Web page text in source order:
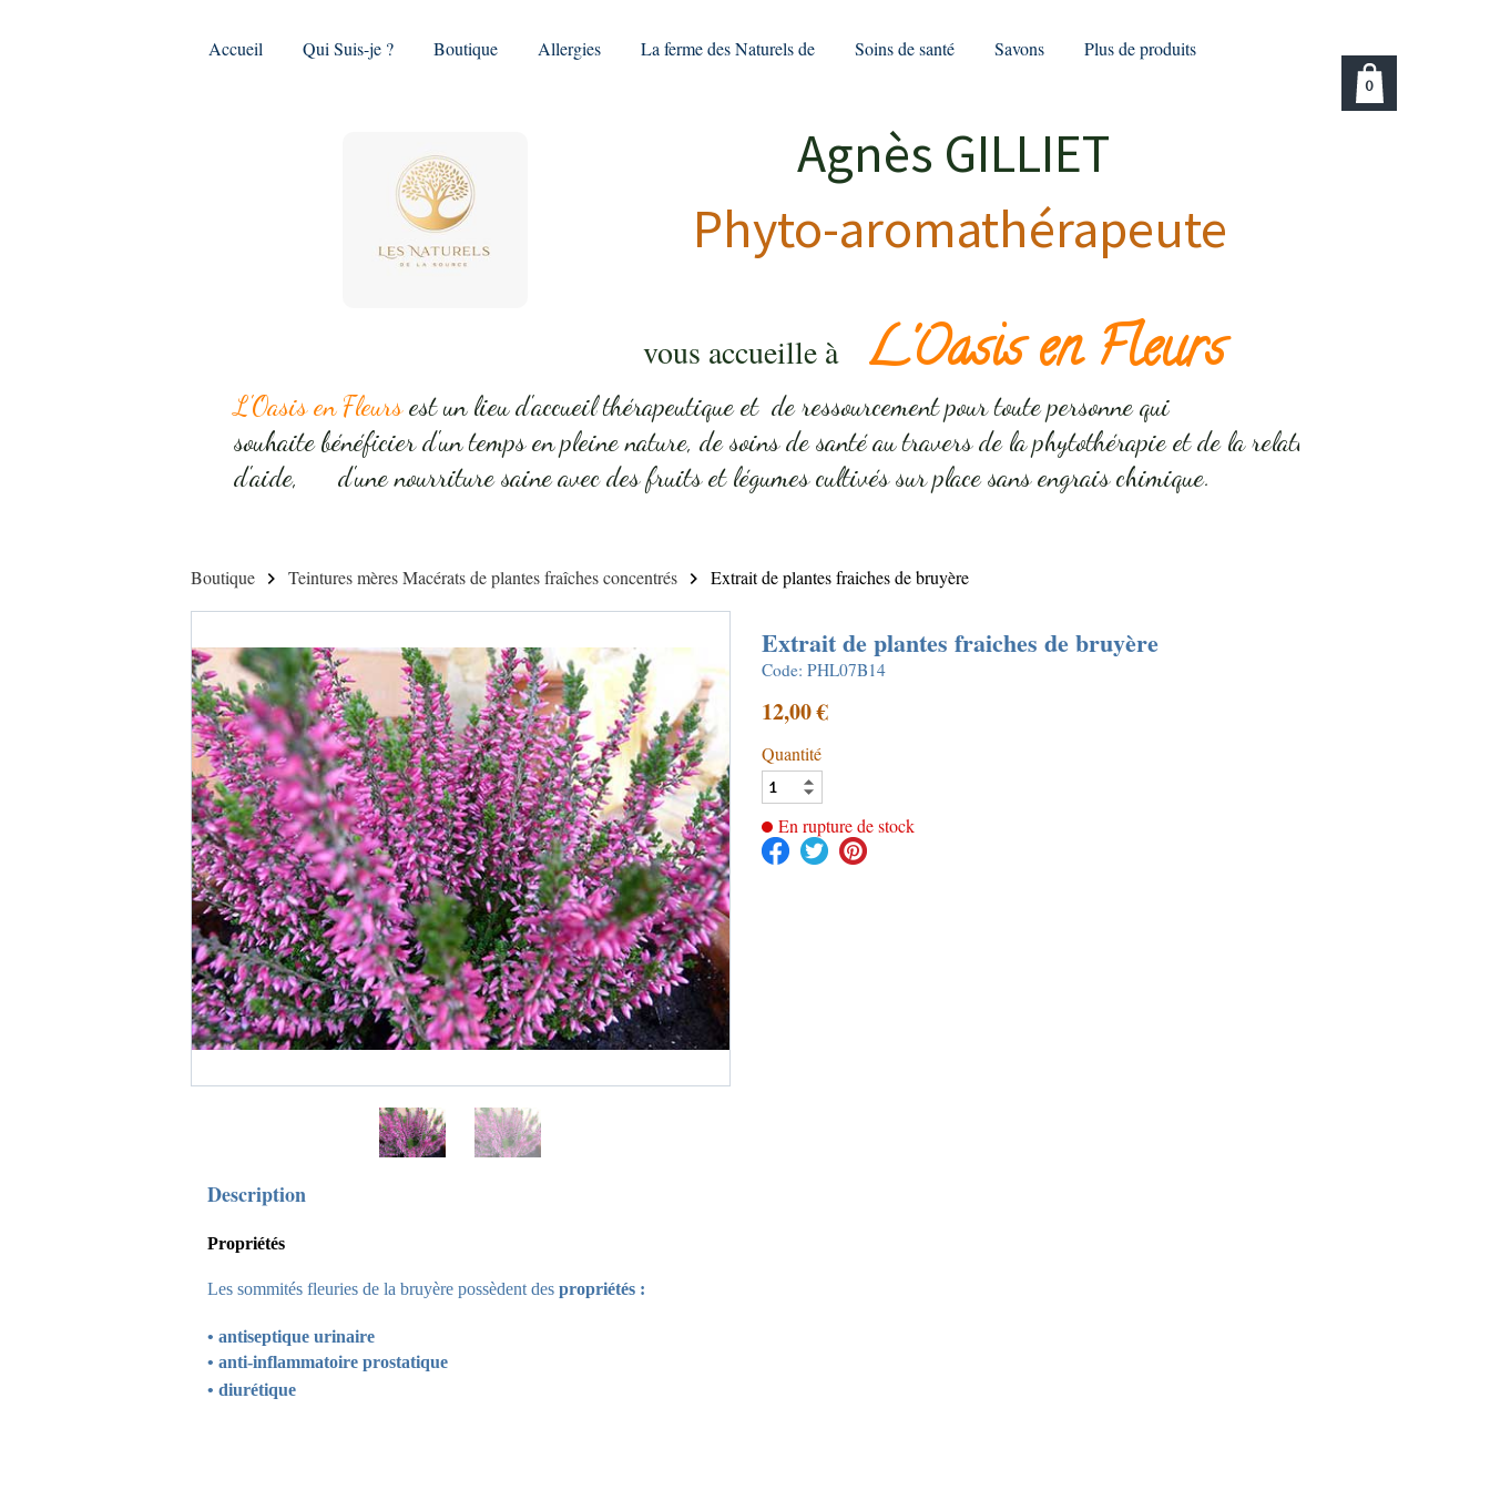
Agnès GILLIET
Phyto-aromathérapeute
vous accueille à L'Oasis en Fleurs
L'Oasis en Fleursest un lieu d'accueil thérapeutique et de ressourcement pour toute personne qui
souhaite bénéficier d'un temps en pleine nature, de soins de santé au travers de la phytothérapie et de la relation
d'aide, d'une nourriture saine avec des fruits et légumes cultivés sur place sans engrais chimique.
Accueil Qui Suis-je ? Boutique Allergies La ferme des Naturels de Soins de santé Savons Plus de produits
Boutique Teintures mères Macérats de plantes fraîches concentrés Extrait de plantes fraiches de bruyère
Extrait de plantes fraiches de bruyère
Code: PHL07B14
12,00 €
Quantité
En rupture de stock
Description
Propriétés
Les sommités fleuries de la bruyère possèdent des propriétés :
• antiseptique urinaire
• anti-inflammatoire prostatique
• diurétique
0